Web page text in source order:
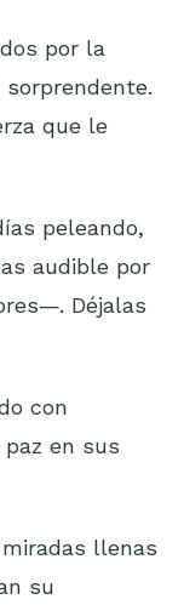
por la
que le
peleando,
audible por
Déjalas
con
en sus
llenas
su